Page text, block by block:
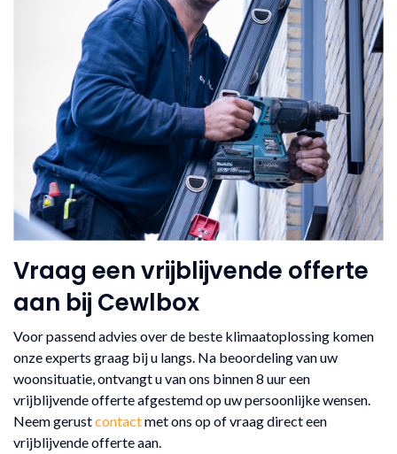
Vraag een vrijblijvende offerte
aan bij Cewlbox
Voor passend advies over de beste klimaatoplossing komen
onze experts graag bij u langs. Na beoordeling van uw
woonsituatie, ontvangt u van ons binnen 8 uur een
vrijblijvende offerte afgestemd op uw persoonlijke wensen.
Neem gerustcontactmet ons op of vraag direct een
vrijblijvende offerte aan.